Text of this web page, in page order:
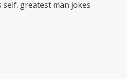
greatest man jokes